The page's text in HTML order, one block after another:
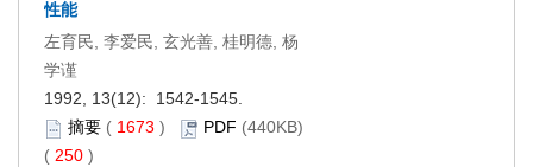
性能
左育民, 李爱民, 玄光善, 桂明德, 杨
学谨
1992, 13(12): 1542-1545.
摘要 ( 1673 ) PDF (440KB)
( 250 )